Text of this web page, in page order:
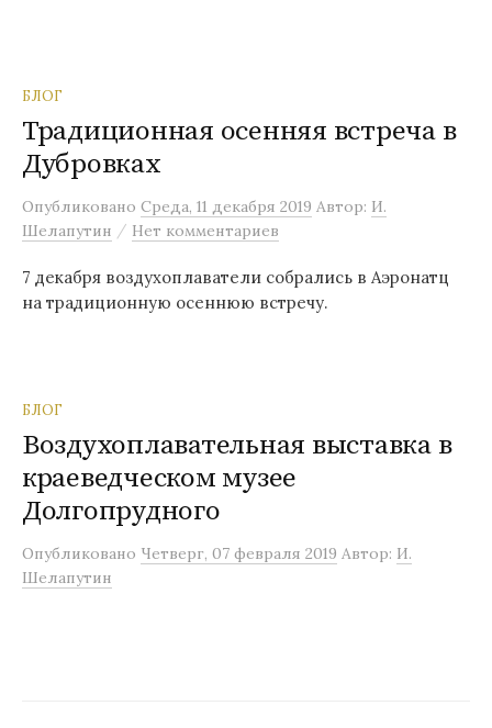
БЛОГ
Традиционная осенняя встреча в
Дубровках
Опубликовано Среда, 11 декабря 2019 Автор: И.
Шелапутин / Нет комментариев
7 декабря воздухоплаватели собрались в Аэронатц
на традиционную осеннюю встречу.
БЛОГ
Воздухоплавательная выставка в
краеведческом музее
Долгопрудного
Опубликовано Четверг, 07 февраля 2019 Автор: И.
Шелапутин